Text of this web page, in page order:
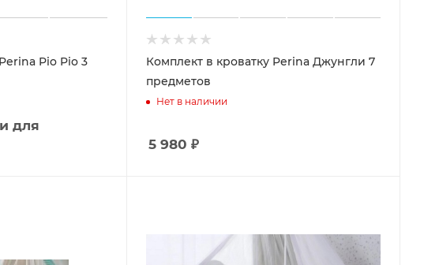
Pio Pio 3
для
Комплект в кроватку Perina Джунгли 7
предметов
Нет в наличии
5 980 ₽